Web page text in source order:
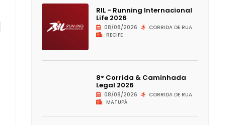
RIL - Running Internacional
Life 2026
08/08/2026
CORRIDA DE RUA
RECIFE
8° Corrida & Caminhada
Legal 2026
08/08/2026
CORRIDA DE RUA
MATUPÁ